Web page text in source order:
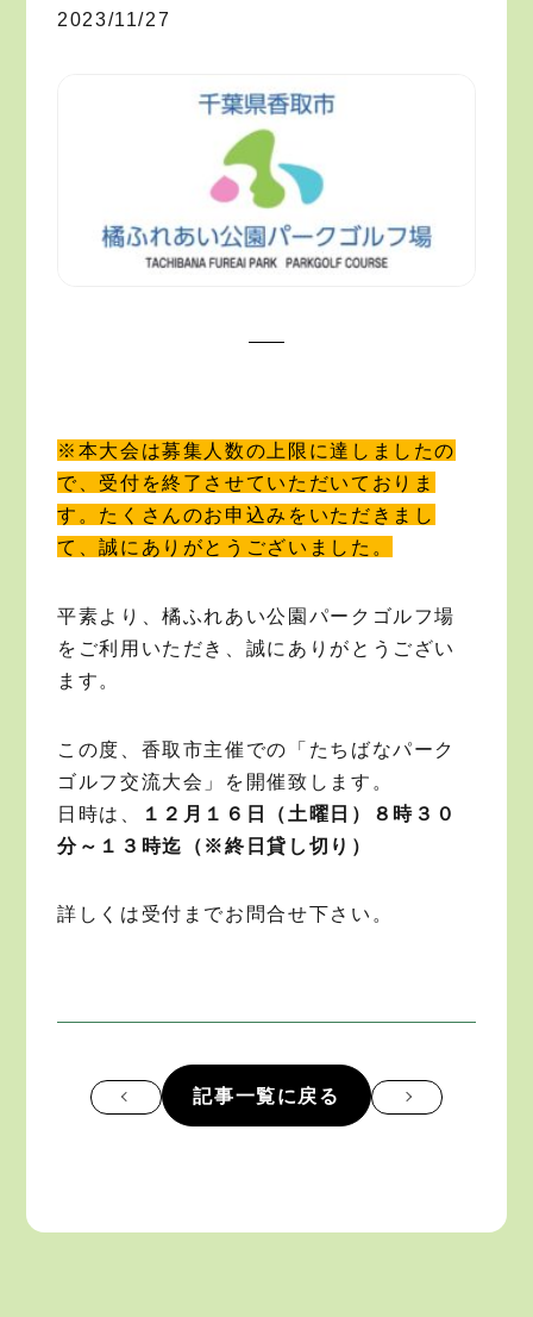
2023/11/27
※本大会は募集人数の上限に達しましたの
で、受付を終了させていただいておりま
す。たくさんのお申込みをいただきまし
て、誠にありがとうございました。
平素より、橘ふれあい公園パークゴルフ場
をご利用いただき、誠にありがとうござい
ます。
この度、香取市主催での「たちばなパーク
ゴルフ交流大会」を開催致します。
日時は、
１２月１６日（土曜日）８時３０
分～１３時迄（※終日貸し切り）
詳しくは受付までお問合せ下さい。
記事一覧に戻る